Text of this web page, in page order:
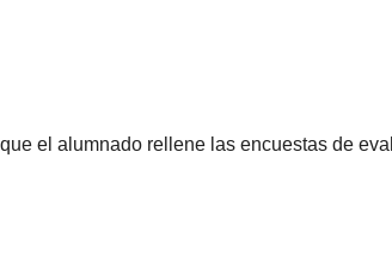
el alumnado rellene las encuestas de